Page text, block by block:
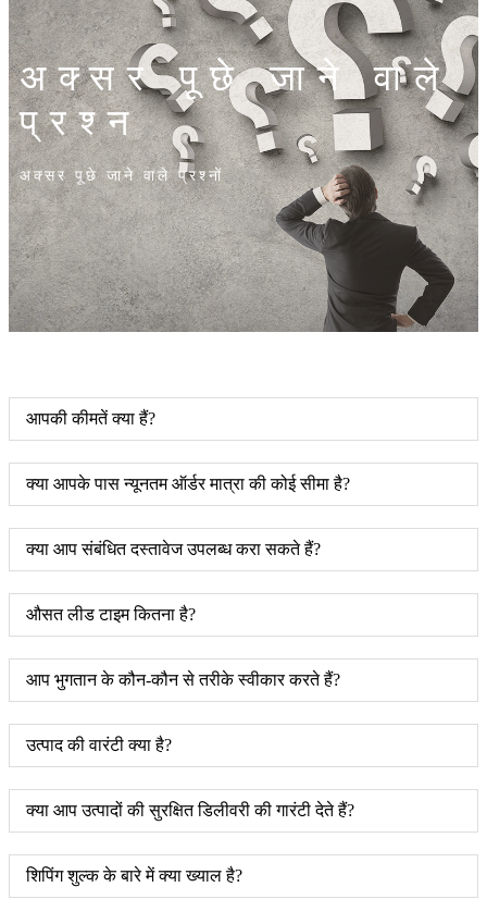
अक्सर पूछे जाने वाले
प्रश्न
अक्सर पूछे जाने वाले प्रश्नों
आपकी कीमतें क्या हैं?
क्या आपके पास न्यूनतम ऑर्डर मात्रा की कोई सीमा है?
क्या आप संबंधित दस्तावेज उपलब्ध करा सकते हैं?
औसत लीड टाइम कितना है?
आप भुगतान के कौन-कौन से तरीके स्वीकार करते हैं?
उत्पाद की वारंटी क्या है?
क्या आप उत्पादों की सुरक्षित डिलीवरी की गारंटी देते हैं?
शिपिंग शुल्क के बारे में क्या ख्याल है?